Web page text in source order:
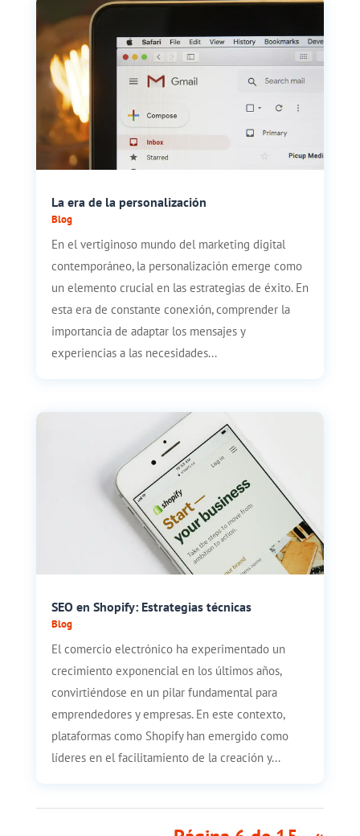
La era de la personalización
Blog
En el vertiginoso mundo del marketing digital
contemporáneo, la personalización emerge como
un elemento crucial en las estrategias de éxito. En
esta era de constante conexión, comprender la
importancia de adaptar los mensajes y
experiencias a las necesidades...
SEO en Shopify: Estrategias técnicas
Blog
El comercio electrónico ha experimentado un
crecimiento exponencial en los últimos años,
convirtiéndose en un pilar fundamental para
emprendedores y empresas. En este contexto,
plataformas como Shopify han emergido como
líderes en el facilitamiento de la creación y...